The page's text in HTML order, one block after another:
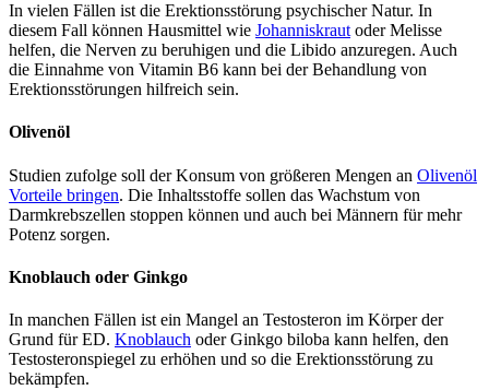
In vielen Fällen ist die Erektionsstörung psychischer Natur. In
diesem Fall können Hausmittel wie Johanniskraut oder Melisse
helfen, die Nerven zu beruhigen und die Libido anzuregen. Auch
die Einnahme von Vitamin B6 kann bei der Behandlung von
Erektionsstörungen hilfreich sein.
Olivenöl
Studien zufolge soll der Konsum von größeren Mengen an Olivenöl
Vorteile bringen. Die Inhaltsstoffe sollen das Wachstum von
Darmkrebszellen stoppen können und auch bei Männern für mehr
Potenz sorgen.
Knoblauch oder Ginkgo
In manchen Fällen ist ein Mangel an Testosteron im Körper der
Grund für ED. Knoblauch oder Ginkgo biloba kann helfen, den
Testosteronspiegel zu erhöhen und so die Erektionsstörung zu
bekämpfen.